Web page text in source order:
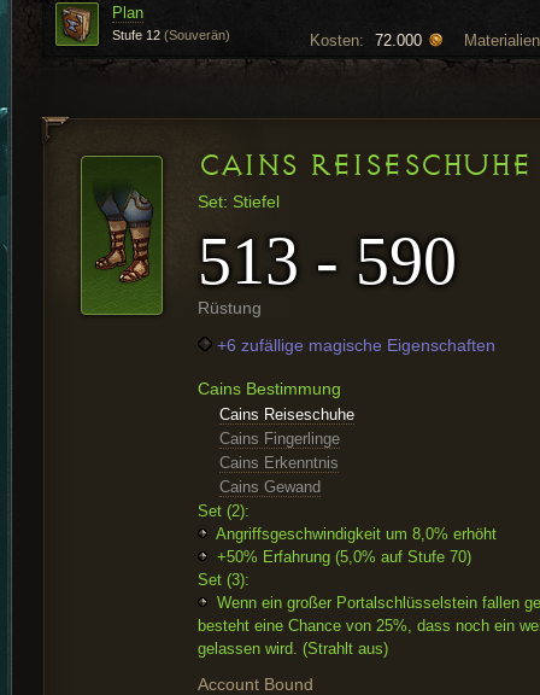
Kosten: 72.000
Plan
Stufe 12 (Souverän)
CAINS REISESCHUHE
Set: Stiefel
513 - 590
Rüstung
+6 zufällige magische Eigenschaften
Cains Bestimmung
Cains Reiseschuhe
Cains Fingerlinge
Cains Erkenntnis
Cains Gewand
Set (2):
Angriffsgeschwindigkeit um 8,0% erhöht
+50% Erfahrung (5,0% auf Stufe 70)
Set (3):
Wenn ein großer Portalschlüsselstein fallen
besteht eine Chance von 25%, dass noch ein
gelassen wird. (Strahlt aus)
Account Bound